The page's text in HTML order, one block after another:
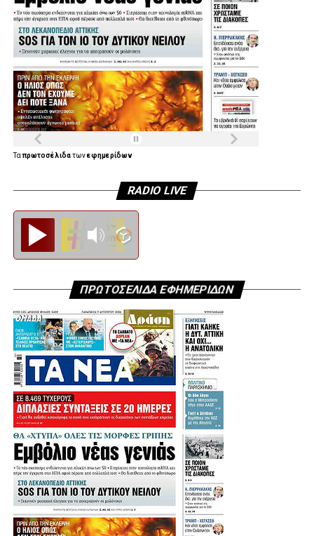
Ταπρωτοσέλιδατωνεφημερίδων
RADIO LIVE
ΠΡΩΤΟΣΕΛΙΔΑ ΕΦΗΜΕΡΙΔΩΝ